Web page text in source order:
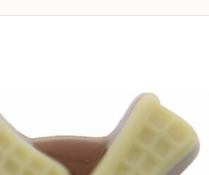
Vrijdag